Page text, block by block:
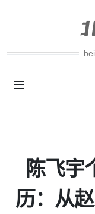
陈飞宇
历：从